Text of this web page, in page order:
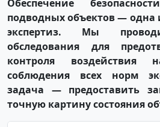
Обеспечение
подводных объектов —
экспертиз. Мы
обследования для
контроля воздействия
соблюдения всех норм
задача — предоставить
точную картину состояния